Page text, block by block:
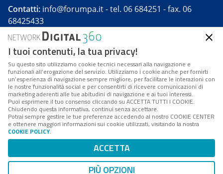
Contatti: info@forumpa.it- tel. 06 684251 - fax. 06
68425433
Forumpa.itè una pubblicazione telematica iscritta
presso Registro della stampa del Tribunale di Roma -
Reg. n. 182 del 2 maggio 2008 - Direttore resp. Michela
Stentella
FPA s.r.l. è società soggetta a Direzione e
Coordinamento da parte di Digital360 S.p.A. - FPA s.r.l.
è un'azienda certificata per il sistema di management
Codice Fiscale/Partita IVA n. 10693191008 - R.E.A. Roma
n. 1249791. ISP AWS
Mappa del sito
I tuoi contenuti, la tua privacy!
Su questo sito utilizziamo cookie tecnici necessari alla navigazione e
funzionali all’erogazione del servizio. Utilizziamo i cookie anche per fornirti
un’esperienza di navigazione sempre migliore, per facilitare le interazioni con
le nostre funzionalità social e per consentirti di ricevere comunicazioni di
marketing aderenti alle tue abitudini di navigazione e ai tuoi interessi.
Puoi esprimere il tuo consenso cliccando su ACCETTA TUTTI I COOKIE.
Chiudendo questa informativa, continui senza accettare.
Potrai sempre gestire le tue preferenze accedendo al nostro COOKIE CENTER
e ottenere maggiori informazioni sui cookie utilizzati, visitando la nostra
COOKIE POLICY.
ACCETTA
PIÙ OPZIONI